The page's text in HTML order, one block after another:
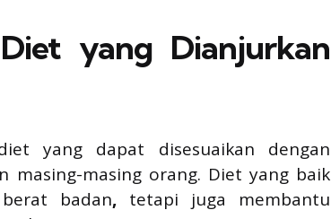
yang Dianjurkan
yang dapat disesuaikan dengan
masing orang. Diet yang baik
badan,tetapi juga membantu